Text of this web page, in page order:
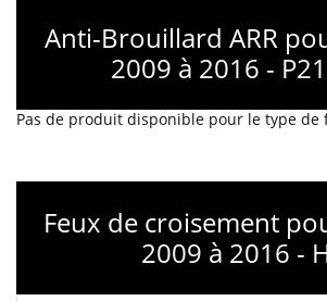
Anti-Brouillard ARR
2009 à 2016 -
Pas de produit disponible pour le type de
Feux de croisement
2009 à 2016 -